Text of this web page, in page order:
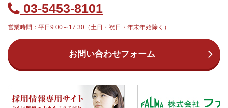
03-5453-8101
営業時間：平日9:00～17:30（土日・祝日・年末年始除く）
お問い合わせフォーム